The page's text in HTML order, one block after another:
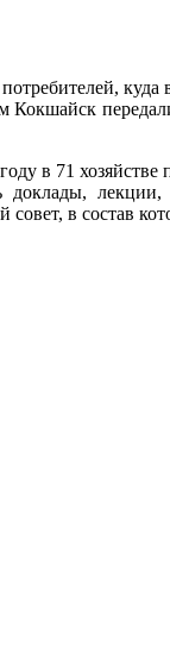
в 71
доклады,
в состав